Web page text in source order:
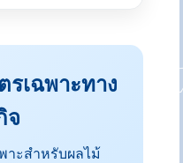
เฉพาะทาง
จ
าะสำหรับผลไม้